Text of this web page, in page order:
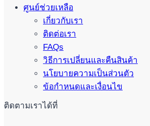
ศูนย์ช่วยเหลือ
เกี่ยวกับเรา
ติดต่อเรา
FAQs
วิธีการเปลี่ยนและคืนสินค้า
นโยบายความเป็นส่วนตัว
ข้อกำหนดและเงื่อนไข
ติดตามเราได้ที่